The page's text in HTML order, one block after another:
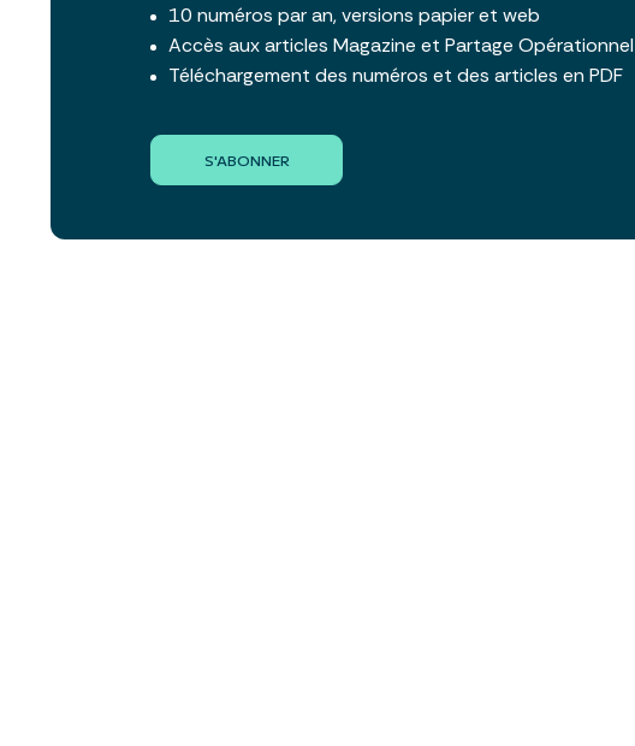
10 numéros par an, versions papier et web
Accès aux articles Magazine et Partage Opérationnel
Téléchargement des numéros et des articles en PDF
S'ABONNER